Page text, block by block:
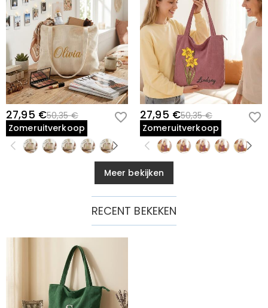
27,95 €50,35 €
Zomeruitverkoop
27,95 €50,35 €
Zomeruitverkoop
Meer bekijken
RECENT BEKEKEN